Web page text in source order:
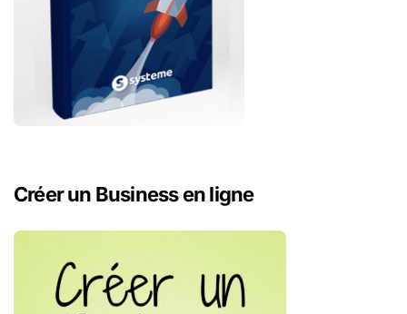
Créer un Business en ligne